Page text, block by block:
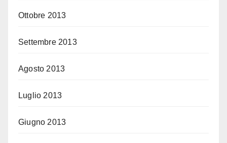
Ottobre 2013
Settembre 2013
Agosto 2013
Luglio 2013
Giugno 2013